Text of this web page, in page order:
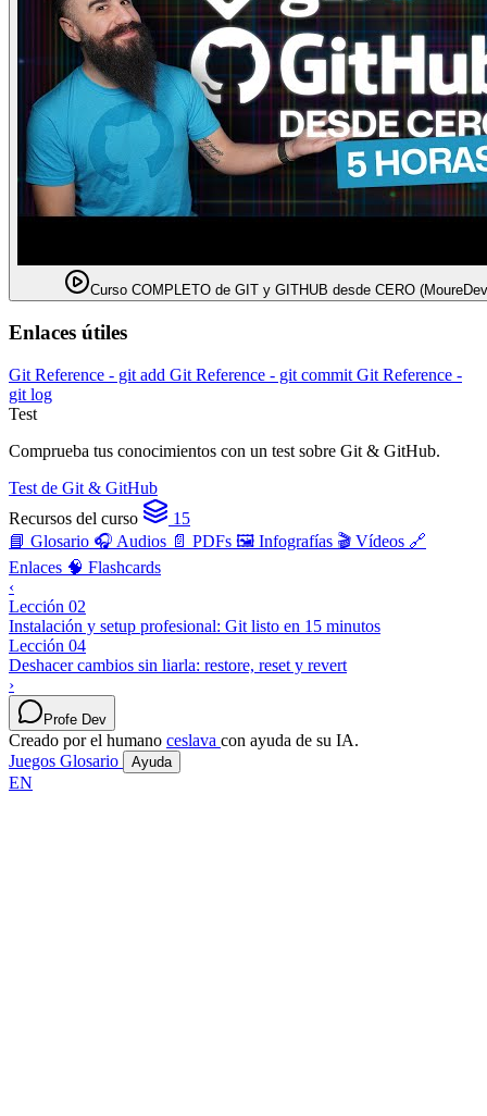
Curso COMPLETO de GIT y GITHUB desde CERO
Enlaces útiles
Git Reference - git add Git Reference - git commit Git Reference -
git log
Test
Comprueba tus conocimientos con un test sobre Git & GitHub.
Test de Git & GitHub
Recursos del curso
15
📘 Glosario 🎧 Audios 📄 PDFs 🖼️ Infografías 🎬 Vídeos 🔗
Enlaces 🧠 Flashcards
‹
Lección 02
Instalación y setup profesional: Git listo en 15 minutos
Lección 04
Deshacer cambios sin liarla: restore, reset y revert
›
Profe Dev
Creado por el humano ceslava con ayuda de su IA.
Juegos Glosario Ayuda
EN